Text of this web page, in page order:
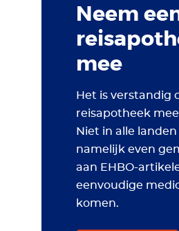
Neem
mee
Het is verstandig
reisapotheek
Niet in alle
namelijk even
aan EHBO-
eenvoudige
komen.